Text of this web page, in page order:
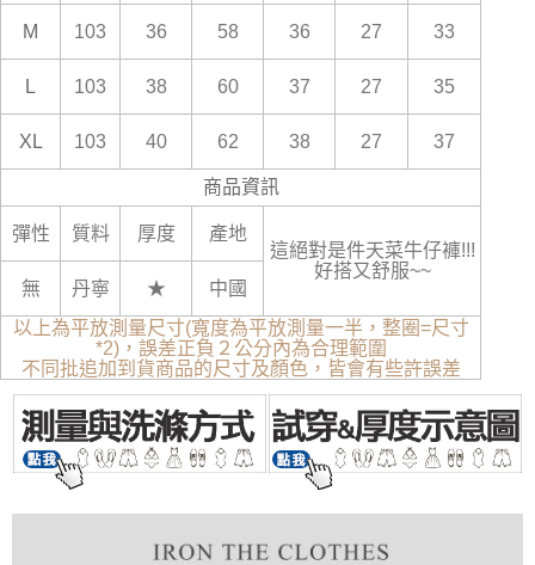
M 103 36 58 36 27 33
L 103 38 60 37 27 35
XL 103 40 62 38 27 37
商品資訊
彈性 質料 厚度
產地
這絕對是件天菜牛仔褲!!!
好搭又舒服~~
無
丹寧 ★
中國
以上為平放測量尺寸(寬度為平放測量一半，整圈=尺寸
*2)，誤差正負２公分內為合理範圍
不同批追加到貨商品的尺寸及顏色，皆會有些許誤差